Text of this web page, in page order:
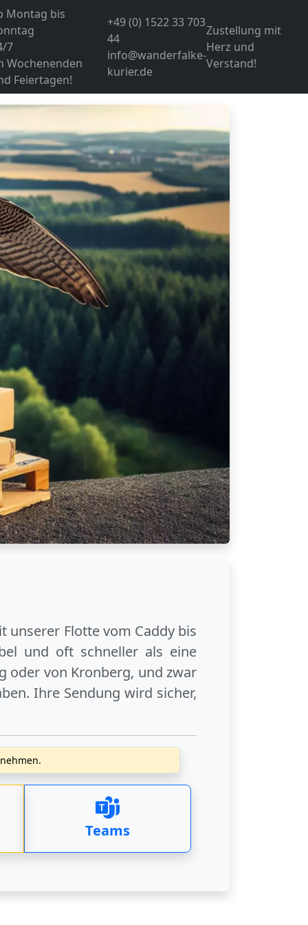
Montag bis
7
Wochenenden
Feiertagen!
+49 (0) 1522 33 703
44
info@wanderfalke-
kurier.de
Zustellung mit
Herz und
Verstand!
unserer Flotte vom Caddy bis
und oft schneller als eine
oder von Kronberg, und zwar
Ihre Sendung wird sicher,
Teams